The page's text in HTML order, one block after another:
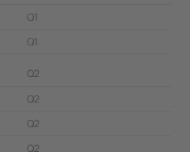
Q1
Q1
Q2
Q2
Q2
Q2